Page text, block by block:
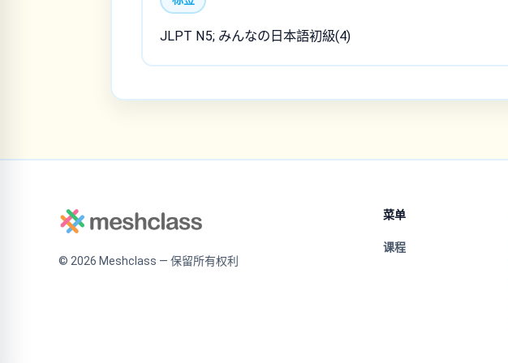
JLPT N5; みんなの日本語初級(4)
© 2026 Meshclass — 保留所有权利
菜单
课程